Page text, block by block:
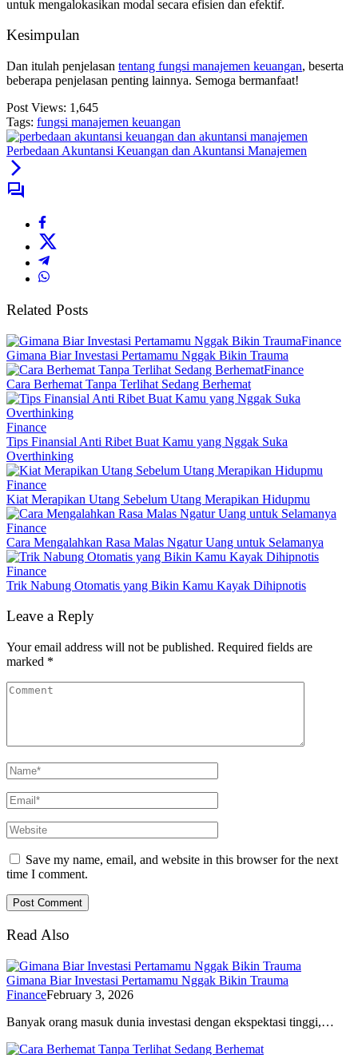
untuk mengalokasikan modal secara efisien dan efektif.
Kesimpulan
Dan itulah penjelasan tentang fungsi manajemen keuangan, beserta
beberapa penjelasan penting lainnya. Semoga bermanfaat!
Post Views: 1,645
Tags: fungsi manajemen keuangan
Perbedaan Akuntansi Keuangan dan Akuntansi Manajemen
Related Posts
Finance
Gimana Biar Investasi Pertamamu Nggak Bikin Trauma
Finance
Cara Berhemat Tanpa Terlihat Sedang Berhemat
Finance
Tips Finansial Anti Ribet Buat Kamu yang Nggak Suka
Overthinking
Finance
Kiat Merapikan Utang Sebelum Utang Merapikan Hidupmu
Finance
Cara Mengalahkan Rasa Malas Ngatur Uang untuk Selamanya
Finance
Trik Nabung Otomatis yang Bikin Kamu Kayak Dihipnotis
Leave a Reply
Your email address will not be published. Required fields are
marked *
Save my name, email, and website in this browser for the next
time I comment.
Read Also
Gimana Biar Investasi Pertamamu Nggak Bikin Trauma
FinanceFebruary 3, 2026
Banyak orang masuk dunia investasi dengan ekspektasi tinggi,…